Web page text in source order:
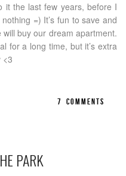
it the last few years, before I
=) It’s fun to save and
buy our dream apartment.
for a long time, but it’s extra
<3
7 COMMENTS
PARK